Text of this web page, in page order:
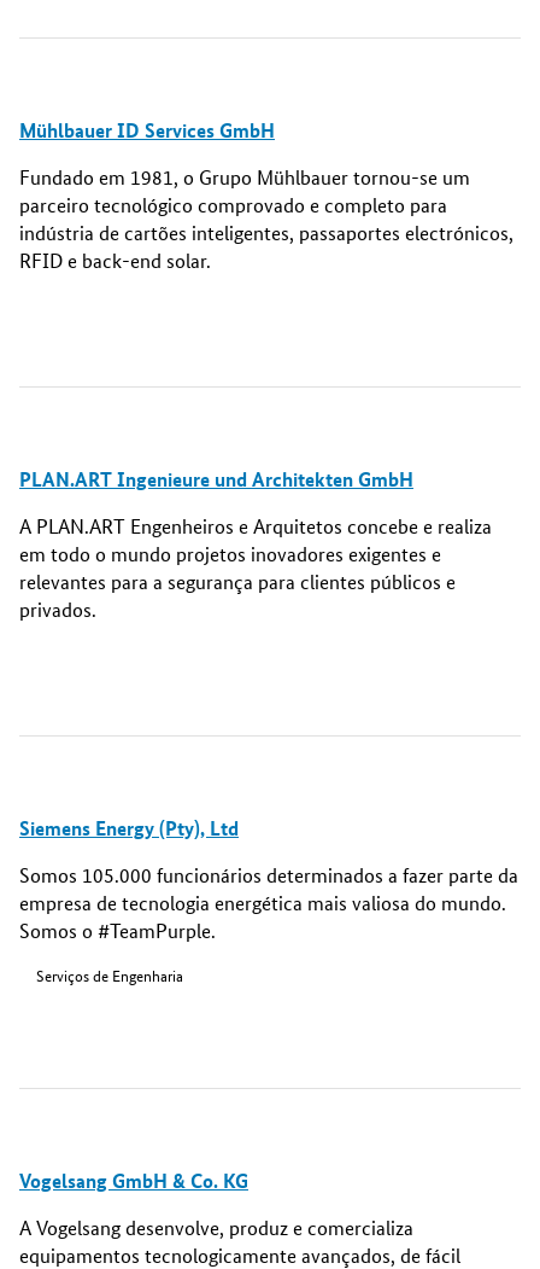
Mühlbauer ID Services GmbH
Fundado em 1981, o Grupo Mühlbauer tornou-se um
parceiro tecnológico comprovado e completo para
indústria de cartões inteligentes, passaportes electrónicos,
RFID e back-end solar.
PLAN.ART Ingenieure und Architekten GmbH
A PLAN.ART Engenheiros e Arquitetos concebe e realiza
em todo o mundo projetos inovadores exigentes e
relevantes para a segurança para clientes públicos e
privados.
Siemens Energy (Pty), Ltd
Somos 105.000 funcionários determinados a fazer parte da
empresa de tecnologia energética mais valiosa do mundo.
Somos o #TeamPurple.
Serviços de Engenharia
Vogelsang GmbH & Co. KG
A Vogelsang desenvolve, produz e comercializa
equipamentos tecnologicamente avançados, de fácil